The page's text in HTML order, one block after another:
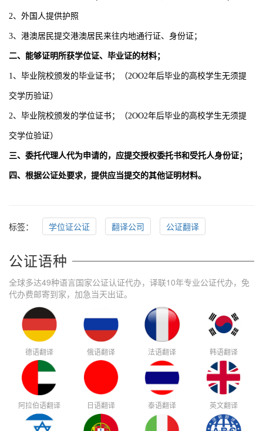
2、外国人提供护照
3、港澳居民提交港澳居民来往内地通行证、身份证；
二、能够证明所获学位证、毕业证的材料；
1、毕业院校颁发的毕业证书；（2OO2年后毕业的高校学生无须提
交学历验证）
2、毕业院校颁发的学位证书；（2OO2年后毕业的高校学生无须提
交学位验证）
三、委托代理人代为申请的，应提交授权委托书和受托人身份证；
四、根据公证处要求，提供应当提交的其他证明材料。
标签： 学位证公证 翻译公司 公证翻译
公证语种
全球多达49种语言国家公证认证代办，译联10年专业公证代办，免
代办费邮寄到家，加急当天出证。
德语翻译 俄语翻译 法语翻译 韩语翻译
阿拉伯语翻译 日语翻译 泰语翻译 英文翻译